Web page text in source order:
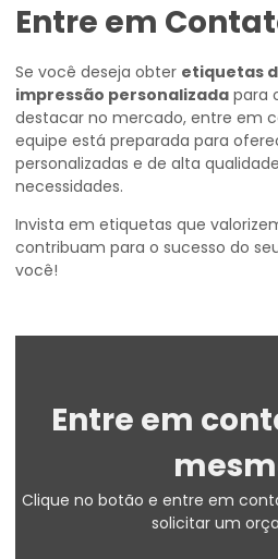
Entre em
Se você deseja obter etiquetas
impressão personalizada para
destacar no mercado, entre em
equipe está preparada para
personalizadas e de alta
necessidades.
Invista em etiquetas que
contribuam para o sucesso do
você!
Entre em
Clique no botão e entre em
solicitar um